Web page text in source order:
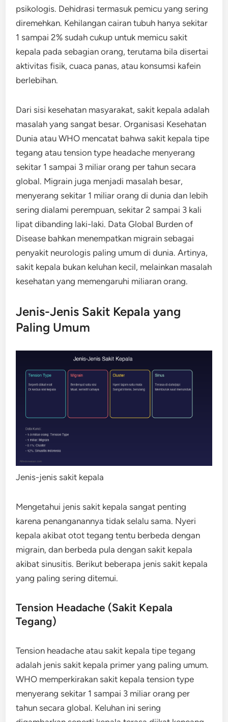
psikologis. Dehidrasi termasuk pemicu yang sering
diremehkan. Kehilangan cairan tubuh hanya sekitar
1 sampai 2% sudah cukup untuk memicu sakit
kepala pada sebagian orang, terutama bila disertai
aktivitas fisik, cuaca panas, atau konsumsi kafein
berlebihan.
Dari sisi kesehatan masyarakat, sakit kepala adalah
masalah yang sangat besar. Organisasi Kesehatan
Dunia atau WHO mencatat bahwa sakit kepala tipe
tegang atau tension type headache menyerang
sekitar 1 sampai 3 miliar orang per tahun secara
global. Migrain juga menjadi masalah besar,
menyerang sekitar 1 miliar orang di dunia dan lebih
sering dialami perempuan, sekitar 2 sampai 3 kali
lipat dibanding laki-laki. Data Global Burden of
Disease bahkan menempatkan migrain sebagai
penyakit neurologis paling umum di dunia. Artinya,
sakit kepala bukan keluhan kecil, melainkan masalah
kesehatan yang memengaruhi miliaran orang.
Jenis-Jenis Sakit Kepala yang
Paling Umum
Jenis-jenis sakit kepala
Mengetahui jenis sakit kepala sangat penting
karena penanganannya tidak selalu sama. Nyeri
kepala akibat otot tegang tentu berbeda dengan
migrain, dan berbeda pula dengan sakit kepala
akibat sinusitis. Berikut beberapa jenis sakit kepala
yang paling sering ditemui.
Tension Headache (Sakit Kepala
Tegang)
Tension headache atau sakit kepala tipe tegang
adalah jenis sakit kepala primer yang paling umum.
WHO memperkirakan sakit kepala tension type
menyerang sekitar 1 sampai 3 miliar orang per
tahun secara global. Keluhan ini sering